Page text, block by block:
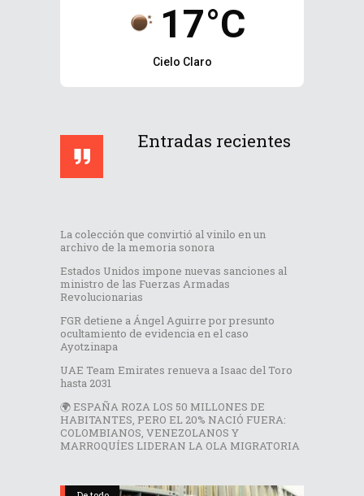
17°C
Cielo Claro
Entradas recientes
La colección que convirtió al vinilo en un
archivo de la memoria sonora
Estados Unidos impone nuevas sanciones al
ministro de las Fuerzas Armadas
Revolucionarias
FGR detiene a Ángel Aguirre por presunto
ocultamiento de evidencia en el caso
Ayotzinapa
UAE Team Emirates renueva a Isaac del Toro
hasta 2031
🌍 ESPAÑA ROZA LOS 50 MILLONES DE
HABITANTES, PERO EL 20% NACIÓ FUERA:
COLOMBIANOS, VENEZOLANOS Y
MARROQUÍES LIDERAN LA OLA MIGRATORIA